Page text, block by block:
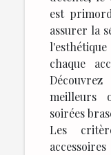
est
assurer la
chaque
meilleurs
soirées
Les